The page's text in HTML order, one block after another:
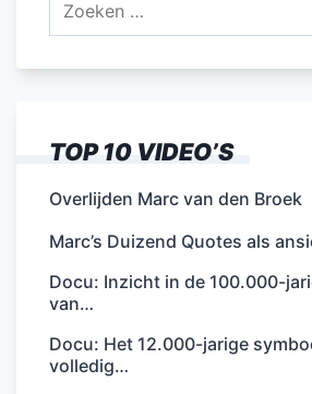
TOP 10 VIDEO’S
Overlijden Marc van den Broek
Marc’s Duizend Quotes als
Docu: Inzicht in de 100.000-
van…
Docu: Het 12.000-jarige
volledig…